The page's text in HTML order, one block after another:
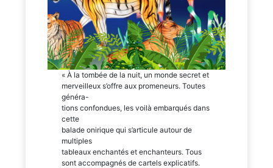
« À la tombée de la nuit, un monde secret et
merveilleux s’offre aux promeneurs. Toutes
généra-
tions confondues, les voilà embarqués dans
cette
balade onirique qui s’articule autour de
multiples
tableaux enchantés et enchanteurs. Tous
sont accompagnés de cartels explicatifs.